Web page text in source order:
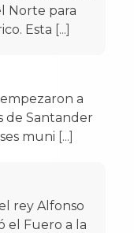
Norte para
Esta [...]
empezaron a
de Santander
muni [...]
rey Alfonso
el Fuero a la